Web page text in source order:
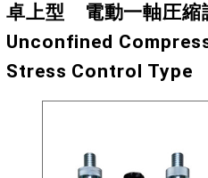
卓上型 電動一軸圧
Unconfined
Stress Control Type